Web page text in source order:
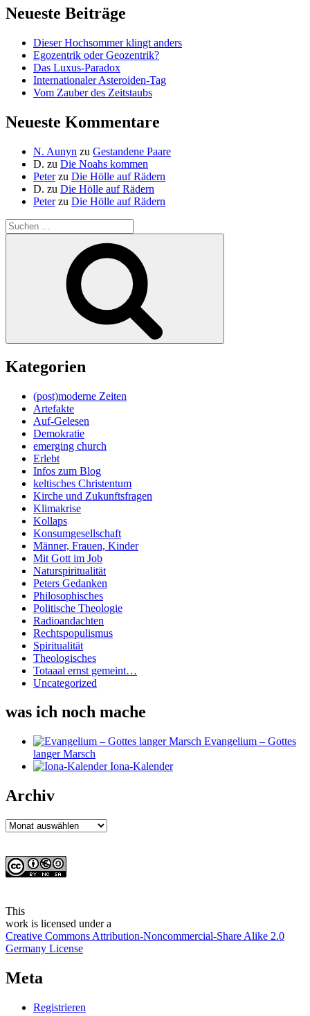
Neueste Beiträge
Dieser Hochsommer klingt anders
Egozentrik oder Geozentrik?
Das Luxus-Paradox
Internationaler Asteroiden-Tag
Vom Zauber des Zeitstaubs
Neueste Kommentare
N. Aunyn zu Gestandene Paare
D. zu Die Noahs kommen
Peterzu Die Hölle auf Rädern
D. zu Die Hölle auf Rädern
Peterzu Die Hölle auf Rädern
Suche
nach:
Kategorien
(post)moderne Zeiten
Artefakte
Auf-Gelesen
Demokratie
emerging church
Erlebt
Infos zum Blog
keltisches Christentum
Kirche und Zukunftsfragen
Klimakrise
Kollaps
Konsumgesellschaft
Männer, Frauen, Kinder
Mit Gott im Job
Naturspiritualität
Peters Gedanken
Philosophisches
Politische Theologie
Radioandachten
Rechtspopulismus
Spiritualität
Theologisches
Totaaal ernst gemeint…
Uncategorized
was ich noch mache
Evangelium – Gottes
langer Marsch
Iona-Kalender
Archiv
Archiv
This
work is licensed under a
Creative Commons Attribution-Noncommercial-Share Alike 2.0
Germany License
Meta
Registrieren